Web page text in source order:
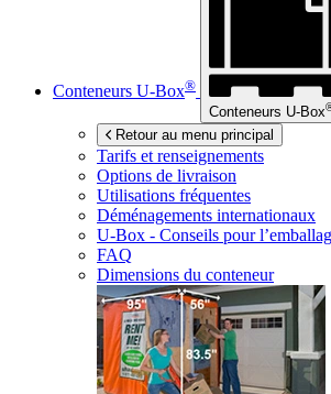
Conteneurs U-Box®
Conteneurs U-Box
Retour au menu principal
Tarifs et renseignements
Options de livraison
Utilisations fréquentes
Déménagements internationaux
U-Box - Conseils pour
FAQ
Dimensions du conteneur